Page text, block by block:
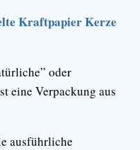
Kraftpapier Kerze
oder
eine Verpackung aus
ausführliche